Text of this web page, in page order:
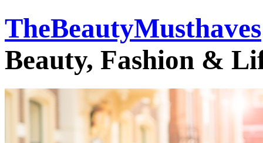
TheBeautyMusthaves
Beauty, Fashion &